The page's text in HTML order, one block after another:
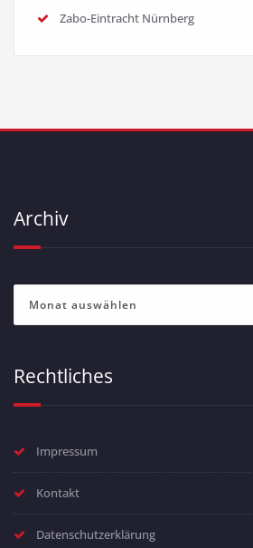
Zabo-Eintracht Nürnberg
Archiv
Rechtliches
Impressum
Kontakt
Datenschutzerklärung